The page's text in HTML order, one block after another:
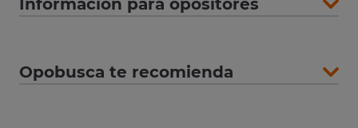
Información para opositores
Opobusca te recomienda